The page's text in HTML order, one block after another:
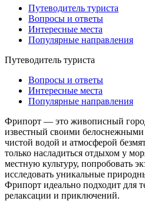
Путеводитель туриста
Вопросы и ответы
Интересные места
Популярные направления
Путеводитель туриста
Вопросы и ответы
Интересные места
Популярные направления
Фрипорт — это живописный
известный своими
чистой водой и атмосферой
только насладиться отдыхом у
местную культуру, попробовать
исследовать уникальные
Фрипорт идеально подходит для
релаксации и приключений.